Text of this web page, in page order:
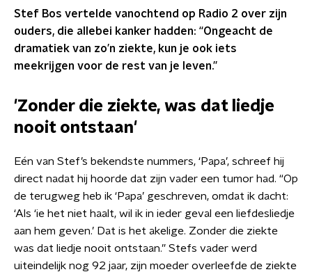
Stef Bos vertelde vanochtend op Radio 2 over zijn
ouders, die allebei kanker hadden: “Ongeacht de
dramatiek van zo’n ziekte, kun je ook iets
meekrijgen voor de rest van je leven.”
'Zonder die ziekte, was dat liedje
nooit ontstaan'
Eén van Stef’s bekendste nummers, ‘Papa’, schreef hij
direct nadat hij hoorde dat zijn vader een tumor had. “Op
de terugweg heb ik ‘Papa’ geschreven, omdat ik dacht:
‘Als ‘ie het niet haalt, wil ik in ieder geval een liefdesliedje
aan hem geven.’ Dat is het akelige. Zonder die ziekte
was dat liedje nooit ontstaan.” Stefs vader werd
uiteindelijk nog 92 jaar, zijn moeder overleefde de ziekte